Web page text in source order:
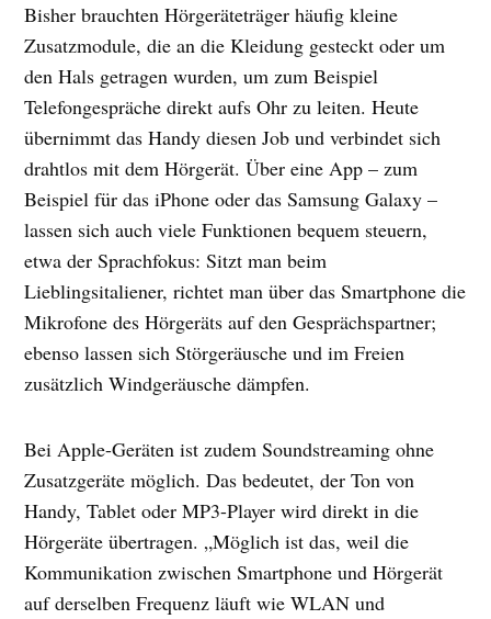
Bisher brauchten Hörgeräteträger häufig kleine
Zusatzmodule, die an die Kleidung gesteckt oder um
den Hals getragen wurden, um zum Beispiel
Telefongespräche direkt aufs Ohr zu leiten. Heute
übernimmt das Handy diesen Job und verbindet sich
drahtlos mit dem Hörgerät. Über eine App – zum
Beispiel für das iPhone oder das Samsung Galaxy –
lassen sich auch viele Funktionen bequem steuern,
etwa der Sprachfokus: Sitzt man beim
Lieblingsitaliener, richtet man über das Smartphone die
Mikrofone des Hörgeräts auf den Gesprächspartner;
ebenso lassen sich Störgeräusche und im Freien
zusätzlich Windgeräusche dämpfen.
Bei Apple-Geräten ist zudem Soundstreaming ohne
Zusatzgeräte möglich. Das bedeutet, der Ton von
Handy, Tablet oder MP3-Player wird direkt in die
Hörgeräte übertragen. „Möglich ist das, weil die
Kommunikation zwischen Smartphone und Hörgerät
auf derselben Frequenz läuft wie WLAN und